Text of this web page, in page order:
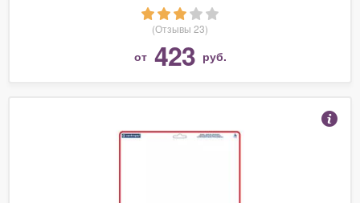
(Отзывы 23)
от 423 руб.